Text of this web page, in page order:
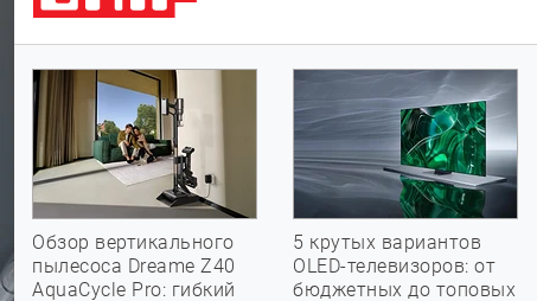
Обзор вертикального
пылесоса Dreame Z40
AquaCycle Pro: гибкий
5 крутых вариантов
OLED-телевизоров: от
бюджетных до топовых